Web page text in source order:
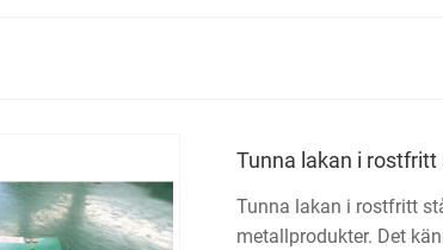
Tunna lakan i rostfritt
Tunna lakan i rostfritt
metallprodukter. Det